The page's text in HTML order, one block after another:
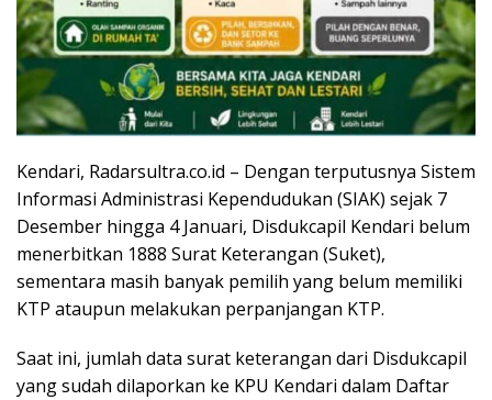
Kendari, Radarsultra.co.id – Dengan terputusnya Sistem
Informasi Administrasi Kependudukan (SIAK) sejak 7
Desember hingga 4 Januari, Disdukcapil Kendari belum
menerbitkan 1888 Surat Keterangan (Suket),
sementara masih banyak pemilih yang belum memiliki
KTP ataupun melakukan perpanjangan KTP.
Saat ini, jumlah data surat keterangan dari Disdukcapil
yang sudah dilaporkan ke KPU Kendari dalam Daftar